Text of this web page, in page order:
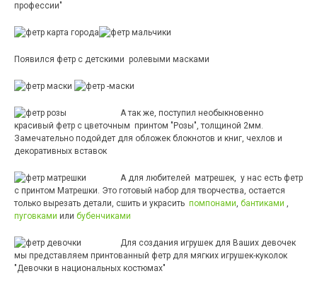
профессии"
Появился фетр с детскими ролевыми масками
А так же, поступил необыкновенно
красивый фетр с цветочным принтом "Розы", толщиной 2мм.
Замечательно подойдет для обложек блокнотов и книг, чехлов и
декоративных вставок
А для любителей матрешек, у нас есть фетр
с принтом Матрешки. Это готовый набор для творчества, остается
только вырезать детали, сшить и украсить помпонами, бантиками ,
пуговками или бубенчиками
Для создания игрушек для Ваших девочек
мы представляем принтованный фетр для мягких игрушек-куколок
"Девочки в национальных костюмах"